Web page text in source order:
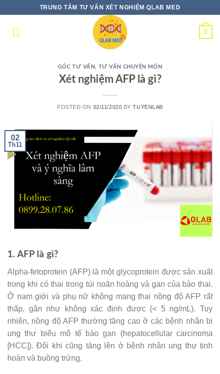
content
TRUNG TÂM TƯ VẤN XÉT NGHIỆM QLAB MED
0
GÓC TƯ VẤN TƯ VẤN CHUYÊN MÔN
Xét nghiệm AFP là gì?
POSTED ON 02/11/2020 BYTUYENLAB
02
Th11
1. AFP là gì?
Alpha-fetoprotein (AFP) là một glycoprotein được sản xuất
trong khi có thai trong túi noãn hoàng và gan của bào thai.
Ở nam giới và phụ nữ không mang thai nồng độ AFP rất
thấp, gần như không xác định được (< 5 ng/mL). Tuy
nhiên, nồng độ AFP thường tăng cao ở các bệnh nhân bị
ung thư biểu mô tế bào gan (hepatocellular carcinoma
[HCC]). Đôi khi cũng tăng lên ở bệnh nhân ung thư tinh
hoàn và buồng trứng.